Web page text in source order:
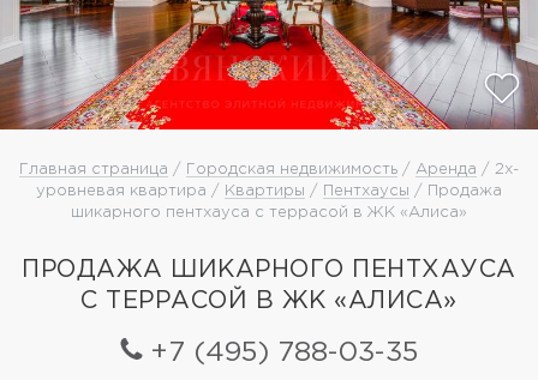
Главная страница / Городская недвижимость / Аренда / 2х-
уровневая квартира /
Квартиры / Пентхаусы / Продажа
шикарного пентхауса с террасой в ЖК «Алиса»
ПРОДАЖА ШИКАРНОГО ПЕНТХАУСА
С ТЕРРАСОЙ В ЖК «АЛИСА»
+7 (495) 788-03-35